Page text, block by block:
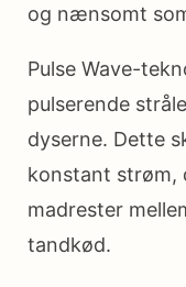
og nænsomt
Pulse Wave-
pulserende
dyserne. Dette
konstant strøm,
madrester
tandkød.